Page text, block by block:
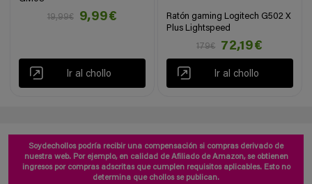
19,99€
9,99€
Ir al chollo
Ratón gaming Logitech G502 X
Plus Lightspeed
179€
72,19€
Ir al chollo
Soydechollos podría recibir una compensación si compras derivado de
nuestra web. Por ejemplo, en calidad de Afiliado de Amazon, se obtienen
ingresos por compras adscritas que cumplen requisitos aplicables. Esto no
determina que chollos se publican.